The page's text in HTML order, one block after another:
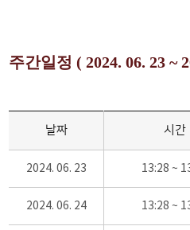
주간일정 ( 2024. 06. 23 ~
날짜 시간
2024. 06. 23 13:28 ~
2024. 06. 24 13:28 ~